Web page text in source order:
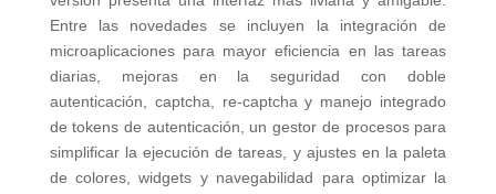
Entre las novedades se incluyen la integración de
microaplicaciones para mayor eficiencia en las tareas
diarias, mejoras en la seguridad con doble
autenticación, captcha, re-captcha y manejo integrado
de tokens de autenticación, un gestor de procesos para
simplificar la ejecución de tareas, y ajustes en la paleta
de colores, widgets y navegabilidad para optimizar la